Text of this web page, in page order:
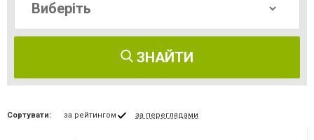
ЗНАЙТИ
Сортувати: за рейтингом за переглядами